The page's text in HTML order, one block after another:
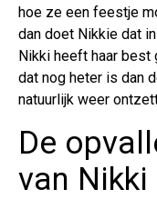
hoe ze een feestje
dan doet Nikkie dat
Nikki heeft haar best
dat nog heter is dan
natuurlijk weer
De
van Nikki